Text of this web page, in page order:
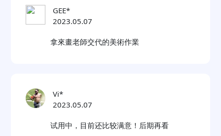
GEE*
2023.05.07
拿來畫老師交代的美術作業
Vi*
2023.05.07
试用中，目前还比较满意！后期再看